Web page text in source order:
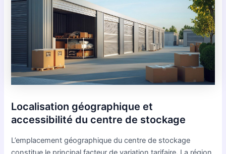
Localisation géographique et
accessibilité du centre de stockage
L’emplacement géographique du centre de stockage